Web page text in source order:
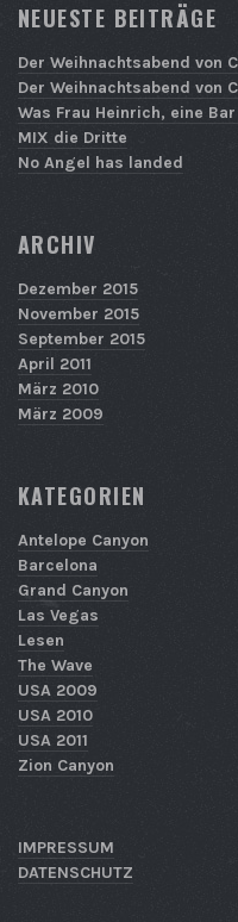
NEUESTE BEITRÄGE
Der Weihnachtsabend von
Der Weihnachtsabend von
Was Frau Heinrich, eine
MIX die Dritte
No Angel has landed
ARCHIV
Dezember 2015
November 2015
September 2015
April 2011
März 2010
März 2009
KATEGORIEN
Antelope Canyon
Barcelona
Grand Canyon
Las Vegas
Lesen
The Wave
USA 2009
USA 2010
USA 2011
Zion Canyon
IMPRESSUM
DATENSCHUTZ